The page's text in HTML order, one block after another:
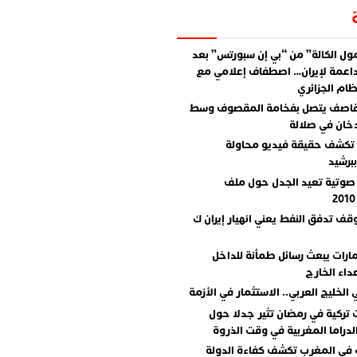
الكالة” من “بي إن سبورتس” بعد
لإيران… اصطفاف إعلامي مع
الجزائري
يتصل بفخامة المقصوف وسط
في صلالة
تكشف حقيقة فيديو محاولة
صوتية تعيد الجدل حول ملف
تدفق النفط يعني انهيار إيران ك
يبعث رسائل طمأنة للداخل
الخارج
الخليج العربي.. الاستثمار في الأزمة
في رمضان تثير جدلا حول
المغربية في وقت الذروة
في المغرب تكشف كفاءة الدولة